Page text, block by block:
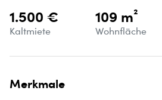
1.500 €
Kaltmiete
109 m²
Wohnfläche
Merkmale